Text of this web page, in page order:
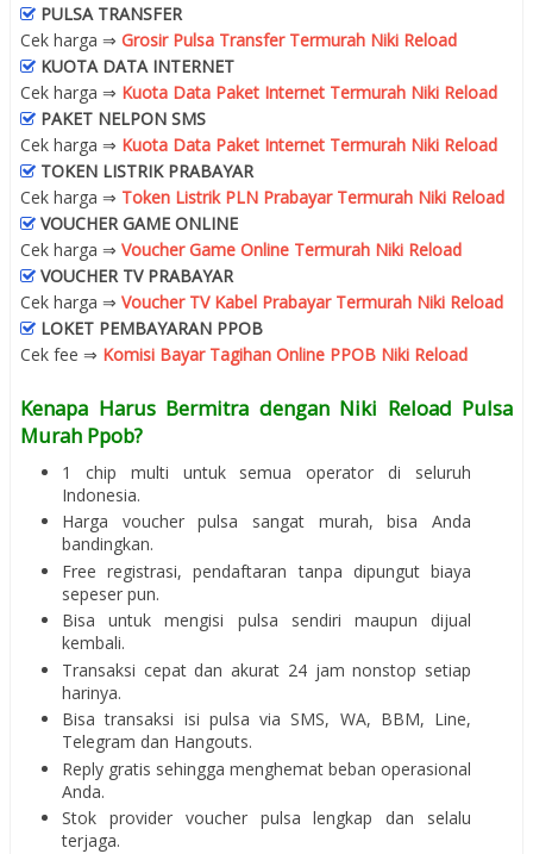
PULSA TRANSFER
Cek harga ⇒ Grosir Pulsa Transfer Termurah Niki Reload
KUOTA DATA INTERNET
Cek harga ⇒ Kuota Data Paket Internet Termurah Niki Reload
PAKET NELPON SMS
Cek harga ⇒ Kuota Data Paket Internet Termurah Niki Reload
TOKEN LISTRIK PRABAYAR
Cek harga ⇒ Token Listrik PLN Prabayar Termurah Niki Reload
VOUCHER GAME ONLINE
Cek harga ⇒ Voucher Game Online Termurah Niki Reload
VOUCHER TV PRABAYAR
Cek harga ⇒ Voucher TV Kabel Prabayar Termurah Niki Reload
LOKET PEMBAYARAN PPOB
Cek fee ⇒ Komisi Bayar Tagihan Online PPOB Niki Reload
Kenapa Harus Bermitra dengan Niki Reload Pulsa
Murah Ppob?
1 chip multi untuk semua operator di seluruh
Indonesia.
Harga voucher pulsa sangat murah, bisa Anda
bandingkan.
Free registrasi, pendaftaran tanpa dipungut biaya
sepeser pun.
Bisa untuk mengisi pulsa sendiri maupun dijual
kembali.
Transaksi cepat dan akurat 24 jam nonstop setiap
harinya.
Bisa transaksi isi pulsa via SMS, WA, BBM, Line,
Telegram dan Hangouts.
Reply gratis sehingga menghemat beban operasional
Anda.
Stok provider voucher pulsa lengkap dan selalu
terjaga.